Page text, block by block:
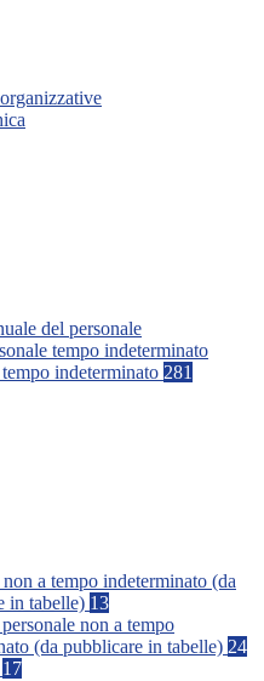
del personale
tempo indeterminato
indeterminato 281
non a tempo indeterminato (da
in tabelle) 13
non a tempo
(da pubblicare in tabelle) 24
17